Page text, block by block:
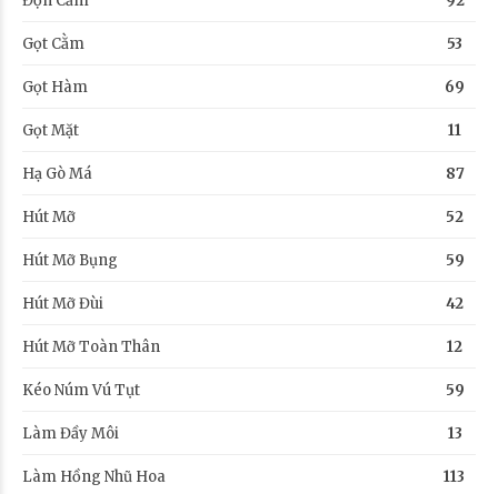
Gọt Cằm 53
Gọt Hàm 69
Gọt Mặt 11
Hạ Gò Má 87
Hút Mỡ 52
Hút Mỡ Bụng 59
Hút Mỡ Đùi 42
Hút Mỡ Toàn Thân 12
Kéo Núm Vú Tụt 59
Làm Đầy Môi 13
Làm Hồng Nhũ Hoa 113